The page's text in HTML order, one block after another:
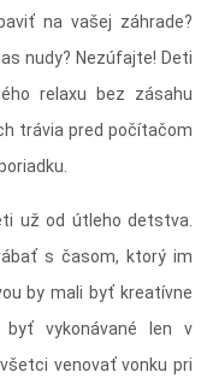
na vašej záhrade?
nudy? Nezúfajte! Deti
relaxu bez zásahu
trávia pred počítačom
už od útleho detstva.
s časom, ktorý im
by mali byť kreatívne
byť vykonávané len v
venovať vonku pri